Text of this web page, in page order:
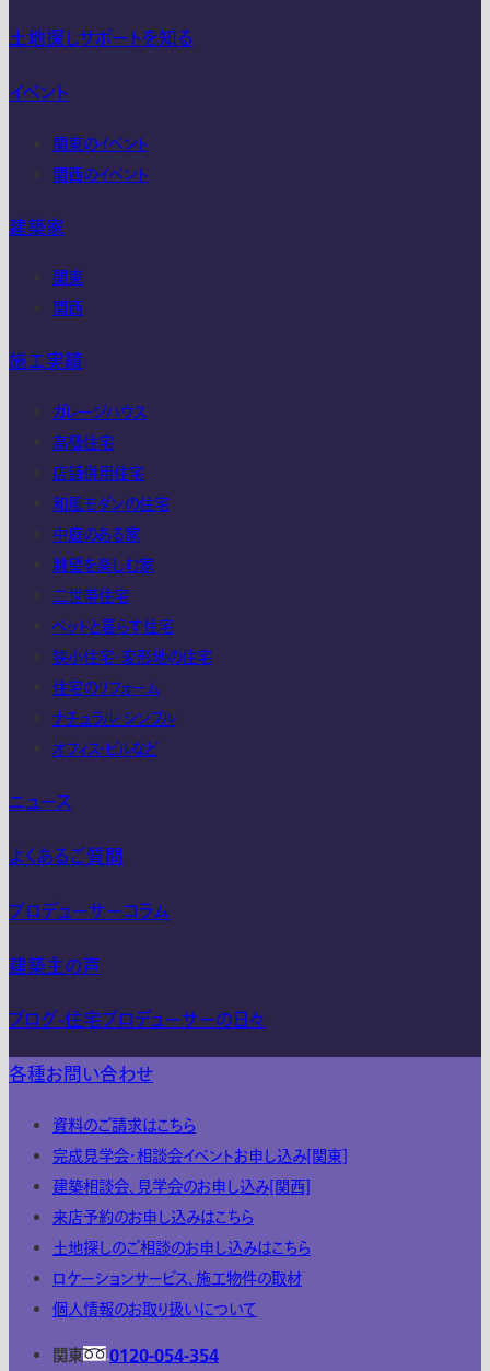
土地探しサポートを知る
イベント
関東のイベント
関西のイベント
建築家
関東
関西
施工実績
ガレージハウス
高級住宅
店舗併用住宅
和風モダンの住宅
中庭のある家
眺望を楽しむ家
二世帯住宅
ペットと暮らす住宅
狭小住宅・変形地の住宅
住宅のリフォーム
ナチュラル・シンプル
オフィス・ビルなど
ニュース
よくあるご質問
プロデューサーコラム
建築主の声
ブログ-住宅プロデューサーの日々
各種お問い合わせ
資料のご請求はこちら
完成見学会・相談会イベントお申し込み[関東]
建築相談会、見学会のお申し込み[関西]
来店予約のお申し込みはこちら
土地探しのご相談のお申し込みはこちら
ロケーションサービス、施工物件の取材
個人情報のお取り扱いについて
関東
0120-054-354